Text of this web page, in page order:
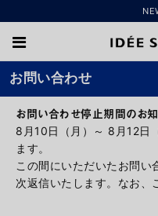
お問い合わせ
お問い合わせ停止期間のお
8月10日（月）～ 8月12日
ます。
この間にいただいたお問
次返信いたします。なお、